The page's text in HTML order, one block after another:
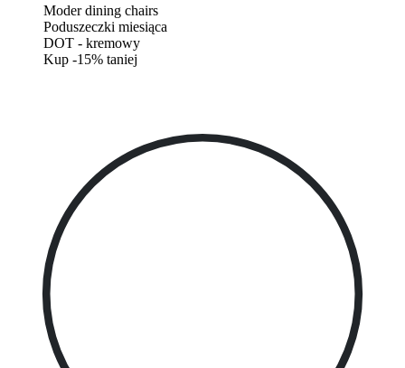
Moder dining chairs
Poduszeczki miesiąca
DOT - kremowy
Kup -15% taniej